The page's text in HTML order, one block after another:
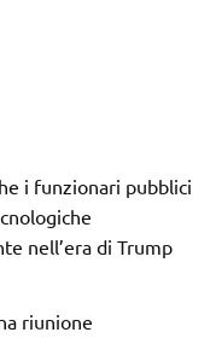
i funzionari pubblici
nell’era di Trump
riunione